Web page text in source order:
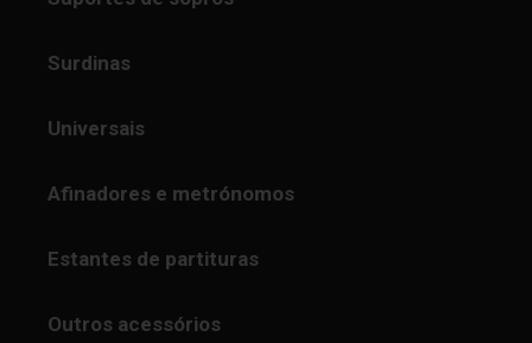
Surdinas
Universais
Afinadores e metrónomos
Estantes de partituras
Outros acessórios